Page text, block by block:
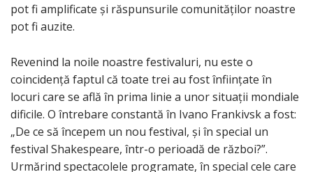
pot fi amplificate și răspunsurile comunităților noastre
pot fi auzite.
Revenind la noile noastre festivaluri, nu este o
coincidență faptul că toate trei au fost înființate în
locuri care se află în prima linie a unor situații mondiale
dificile. O întrebare constantă în Ivano Frankivsk a fost:
„De ce să începem un nou festival, și în special un
festival Shakespeare, într-o perioadă de război?”.
Urmărind spectacolele programate, în special cele care